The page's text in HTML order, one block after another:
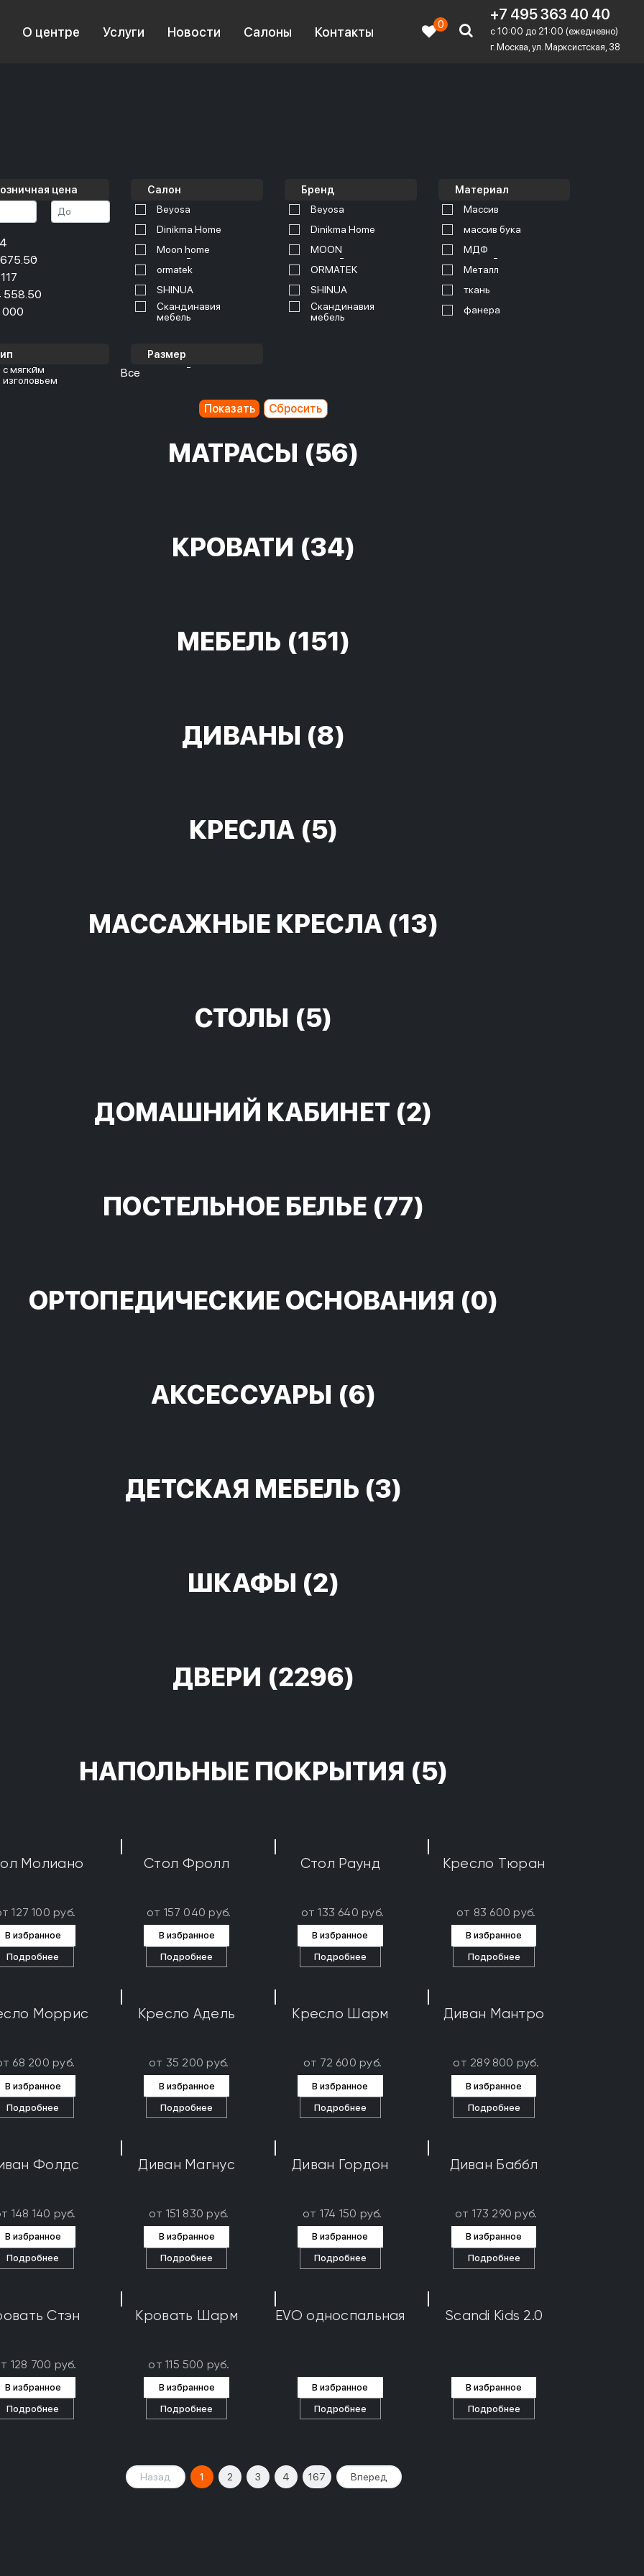
О центре Услуги Новости Салоны Контакты
0
+7 495 363 40 40
c 10:00 до 21:00 (ежедневно)
г. Москва, ул. Марксистская, 38
цена Салон
Beyosa
Dinikma Home
Moon home
ormatek
SHINUA
Скандинавия
мебель
Бренд
Beyosa
Dinikma Home
MOON
ORMATEK
SHINUA
Скандинавия
мебель
Материал
Массив
массив бука
МДФ
Металл
ткань
фанера
с мягким
изголовьем
Размер
Все
МАТРАСЫ (56)
КРОВАТИ (34)
МЕБЕЛЬ (151)
ДИВАНЫ (8)
КРЕСЛА (5)
МАССАЖНЫЕ КРЕСЛА (13)
СТОЛЫ (5)
ДОМАШНИЙ КАБИНЕТ (2)
ПОСТЕЛЬНОЕ БЕЛЬЕ (77)
ОРТОПЕДИЧЕСКИЕ ОСНОВАНИЯ (0)
АКСЕССУАРЫ (6)
ДЕТСКАЯ МЕБЕЛЬ (3)
ШКАФЫ (2)
ДВЕРИ (2296)
НАПОЛЬНЫЕ ПОКРЫТИЯ (5)
Молиано
127 100 руб.
В избранное
Подробнее
Стол Фролл
от 157 040 руб.
В избранное
Подробнее
Стол Раунд
от 133 640 руб.
В избранное
Подробнее
Кресло Тюран
от 83 600 руб.
В избранное
Подробнее
Моррис
68 200 руб.
В избранное
Подробнее
Кресло Адель
от 35 200 руб.
В избранное
Подробнее
Кресло Шарм
от 72 600 руб.
В избранное
Подробнее
Диван Мантро
от 289 800 руб.
В избранное
Подробнее
Фолдс
148 140 руб.
В избранное
Подробнее
Диван Магнус
от 151 830 руб.
В избранное
Подробнее
Диван Гордон
от 174 150 руб.
В избранное
Подробнее
Диван Баббл
от 173 290 руб.
В избранное
Подробнее
Стэн
128 700 руб.
В избранное
Подробнее
Кровать Шарм
от 115 500 руб.
В избранное
Подробнее
EVO односпальная
В избранное
Подробнее
Scandi Kids 2.0
В избранное
Подробнее
Назад 1 2 3 4 167 Вперед